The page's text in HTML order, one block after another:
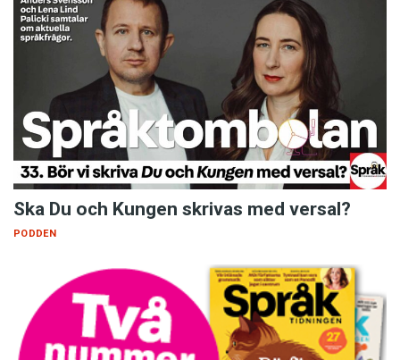
Ska Du och Kungen skrivas med versal?
PODDEN